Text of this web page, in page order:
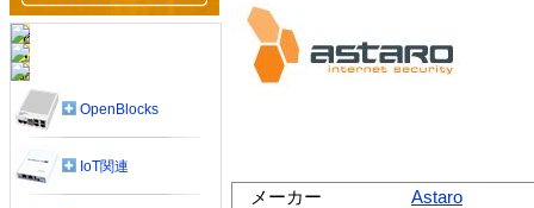
メーカー
Astaro
OpenBlocks
IoT関連